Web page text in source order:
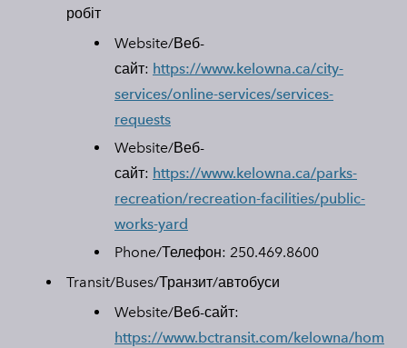
робіт
Website/Веб-
сайт: https://www.kelowna.ca/city-
services/online-services/services-
requests​
Website/Веб-
сайт: https://www.kelowna.ca/parks-
recreation/recreation-facilities/public-
works-yard​
Phone/Телефон: 250.469.8600
Transit/Buses/Транзит/автобуси
Website/Веб-сайт:
https://www.bctransit.com/kelowna/hom